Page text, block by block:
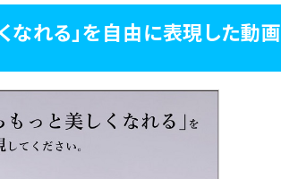
なれる」を自由に表現した動画